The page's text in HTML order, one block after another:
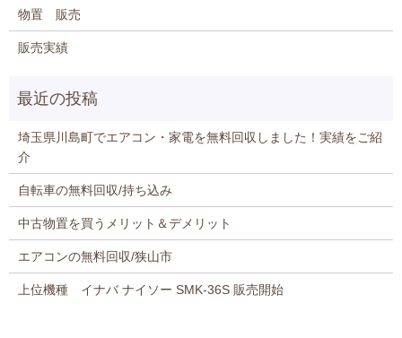
物置 販売
販売実績
埼玉県川島町でエアコン・家電を無料回収しました！実績をご紹
介
自転車の無料回収/持ち込み
中古物置を買うメリット＆デメリット
エアコンの無料回収/狭山市
上位機種 イナバ ナイソー SMK-36S 販売開始